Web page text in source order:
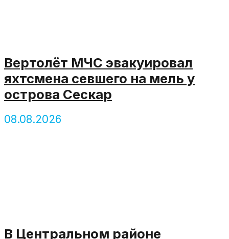
Вертолёт МЧС эвакуировал
яхтсмена севшего на мель у
острова Сескар
08.08.2026
В Центральном районе